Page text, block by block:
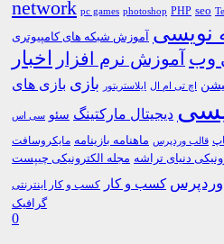
network pc games photoshop PHP seo
نویسی آموزش شبکه های کامپیوتری
وب آموزش نرم افزار اخبار
اچ تی ام ال ایلاستریتور بازی بازی های
دیجیتال مارکتینگ سئو سی اس
قالب وردپرس ماهنامه بازینامه مایکروسافت
دنیای تراشه مجله الکترونیکی چیپست
وردپرس کسب و کار کسب و کار اینترنتی
گرافیک
0